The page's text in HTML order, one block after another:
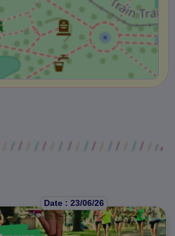
Date : 23/06/26